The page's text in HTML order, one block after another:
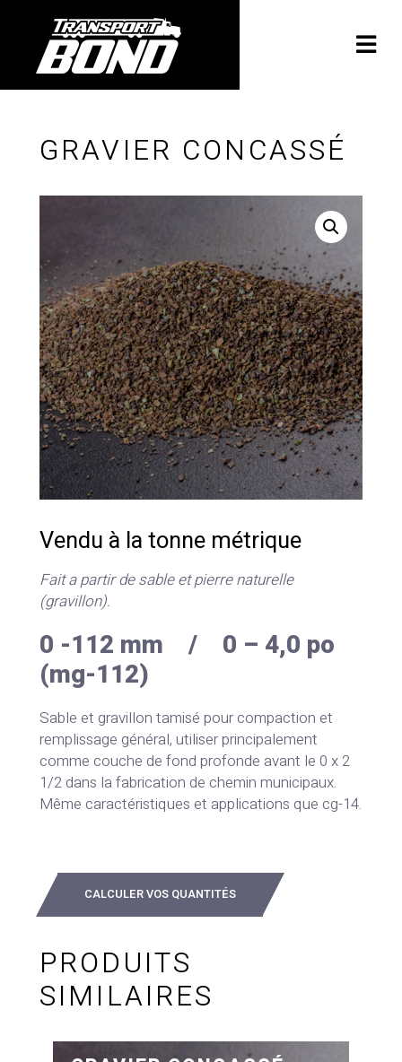
GRAVIER CONCASSÉ
Vendu à la tonne métrique
Fait a partir de sable et pierre naturelle
(gravillon).
0 -112 mm / 0 – 4,0 po
(mg-112)
Sable et gravillon tamisé pour compaction et
remplissage général, utiliser principalement
comme couche de fond profonde avant le 0 x 2
1/2 dans la fabrication de chemin municipaux.
Même caractéristiques et applications que cg-14.
CALCULER VOS QUANTITÉS
PRODUITS
SIMILAIRES